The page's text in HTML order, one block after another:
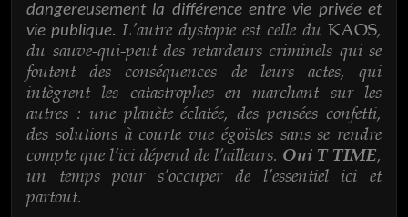
dangereusement la différence entre vie privée et
vie publique. L’autre dystopie est celle du KAOS,
du sauve-qui-peut des retardeurs criminels qui se
foutent des conséquences de leurs actes, qui
intègrent les catastrophes en marchant sur les
autres : une planète éclatée, des pensées confetti,
des solutions à courte vue égoïstes sans se rendre
compte que l’ici dépend de l’ailleurs. Oui T TIME,
un temps pour s’occuper de l’essentiel ici et
partout.